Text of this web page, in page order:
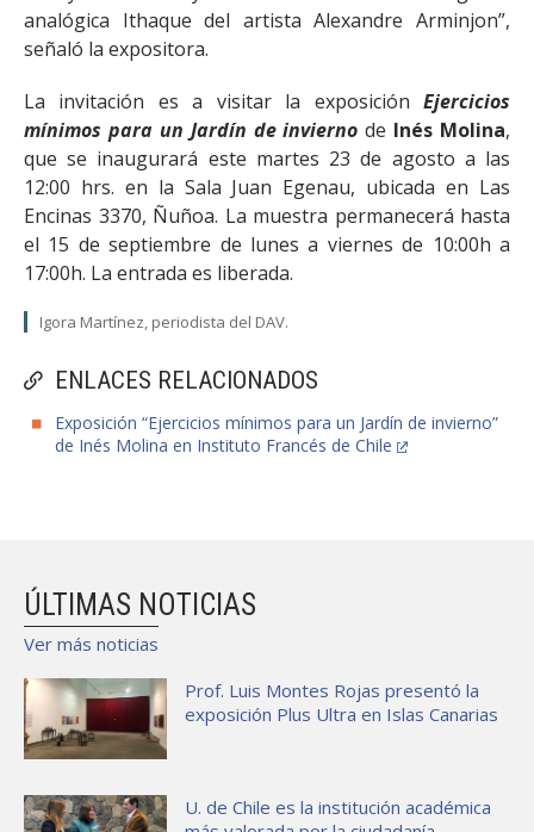
ENLACES RELACIONADOS
Exposición “Ejercicios mínimos para un Jardín de invierno”
de Inés Molina en Instituto Francés de Chile
analógica Ithaque del artista Alexandre Arminjon”,
señaló la expositora.
La invitación es a visitar la exposición Ejercicios
mínimos para un Jardín de invierno de Inés Molina,
que se inaugurará este martes 23 de agosto a las
12:00 hrs. en la Sala Juan Egenau, ubicada en Las
Encinas 3370, Ñuñoa. La muestra permanecerá hasta
el 15 de septiembre de lunes a viernes de 10:00h a
17:00h. La entrada es liberada.
Igora Martínez, periodista del DAV.
ÚLTIMAS NOTICIAS
Ver más noticias
Prof. Luis Montes Rojas presentó la
exposición Plus Ultra en Islas Canarias
U. de Chile es la institución académica